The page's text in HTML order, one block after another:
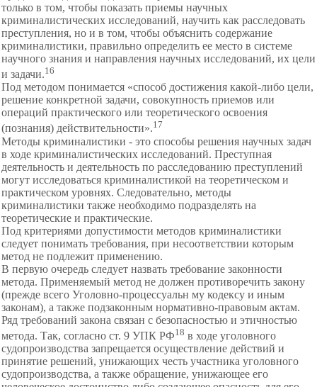
только в том, чтобы показать приемы научных
криминалистических исследований, научить как расследовать
преступления, но и в том, чтобы объяснить содержание
криминалистики, правильно определить ее место в системе
научного знания и направления научных исследований, их цели
и задачи.16
Под методом понимается «способ достижения какой-либо цели,
решение конкретной задачи, совокупность приемов или
операций практического или теоретического освоения
(познания) действительности».17
Методы криминалистики - это способы решения научных задач
в ходе криминалистических исследований. Преступная
деятельность и деятельность по расследованию преступлений
могут исследоваться криминалистикой на теоретическом и
практическом уровнях. Следовательно, методы
криминалистики также необходимо подразделять на
теоретические и практические.
Под критериями допустимости методов криминалистики
следует понимать требования, при несоответствии которым
метод не подлежит применению.
В первую очередь следует назвать требование законности
метода. Применяемый метод не должен противоречить закону
(прежде всего Уголовно-процессуальн му кодексу и иным
законам), а также подзаконным нормативно-правовым актам.
Ряд требований закона связан с безопасностью и этичностью
метода. Так, согласно ст. 9 УПК РФ18 в ходе уголовного
судопроизводства запрещается осуществление действий и
принятие решений, унижающих честь участника уголовного
судопроизводства, а также обращение, унижающее его